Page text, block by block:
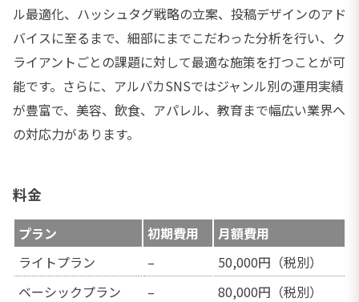
ル最適化、ハッシュタグ戦略の立案、投稿デザインのアド
バイスに至るまで、細部にまでこだわった分析を行い、ク
ライアントごとの課題に対して最適な施策を打つことが可
能です。さらに、アルパカSNSではジャンル別の運用実績
が豊富で、美容、飲食、アパレル、教育まで幅広い業界へ
の対応力があります。
料金
プラン 初期費用
月額費用
ライトプラン
–
50,000円（税別）
ベーシックプラン
– 80,000円（税別）